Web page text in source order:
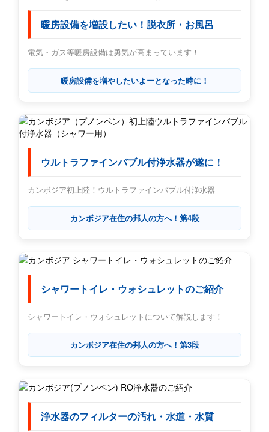
暖房設備を増設したい！脱衣所・お風呂
電気・ガス等暖房設備は勇気が高まっています！
暖房設備を増やしたいよーとなった時に！
ウルトラファインバブル付浄水器が遂に！
カンボジア初上陸！ウルトラファインバブル付浄水器
カンボジア在住の邦人の方へ！第4段
シャワートイレ・ウォシュレットのご紹介
シャワートイレ・ウォシュレットについて解説します！
カンボジア在住の邦人の方へ！第3段
浄水器のフィルターの汚れ・水道・水質